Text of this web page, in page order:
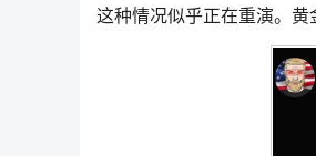
这种情况似乎正在重演。黄